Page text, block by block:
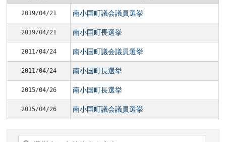
2019/04/21 南小国町議会議員選挙
2019/04/21 南小国町長選挙
2011/04/24 南小国町議会議員選挙
2011/04/24 南小国町長選挙
2015/04/26 南小国町長選挙
2015/04/26 南小国町議会議員選挙